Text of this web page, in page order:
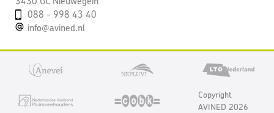
088 - 998 43 40
info@avined.nl
Copyright
AVINED 2026